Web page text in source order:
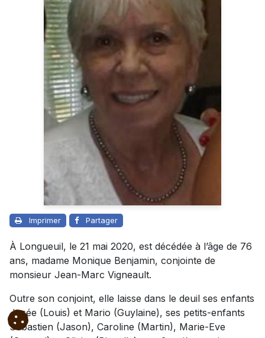
Imprimer Partager
À Longueuil, le 21 mai 2020, est décédée à l’âge de 76
ans, madame Monique Benjamin, conjointe de
monsieur Jean-Marc Vigneault.
Outre son conjoint, elle laisse dans le deuil ses enfants
Josée (Louis) et Mario (Guylaine), ses petits-enfants
Sébastien (Jason), Caroline (Martin), Marie-Eve